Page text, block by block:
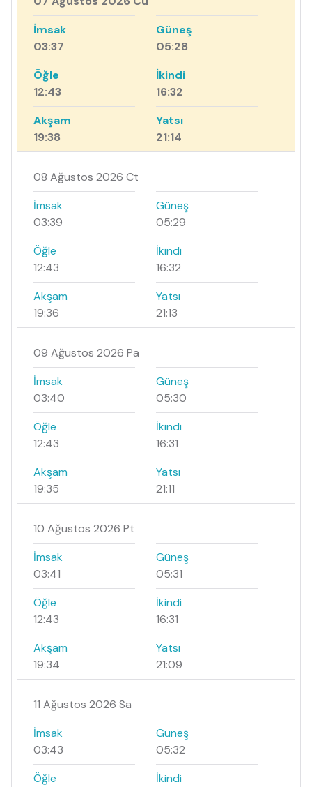
İmsak
03:37
Güneş
05:28
Öğle
12:43
İkindi
16:32
Akşam
19:38
Yatsı
21:14
08 Ağustos 2026 Ct
İmsak
03:39
Güneş
05:29
Öğle
12:43
İkindi
16:32
Akşam
19:36
Yatsı
21:13
09 Ağustos 2026 Pa
İmsak
03:40
Güneş
05:30
Öğle
12:43
İkindi
16:31
Akşam
19:35
Yatsı
21:11
10 Ağustos 2026 Pt
İmsak
03:41
Güneş
05:31
Öğle
12:43
İkindi
16:31
Akşam
19:34
Yatsı
21:09
11 Ağustos 2026 Sa
İmsak
03:43
Güneş
05:32
Öğle
İkindi